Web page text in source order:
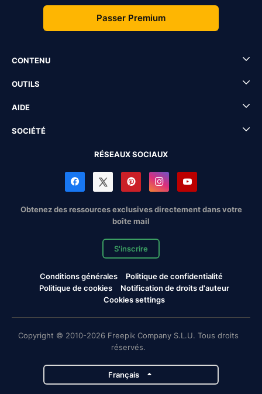
Passer Premium
CONTENU
OUTILS
AIDE
SOCIÉTÉ
RÉSEAUX SOCIAUX
Obtenez des ressources exclusives directement dans votre
boîte mail
S'inscrire
Conditions générales
Politique de confidentialité
Politique de cookies
Notification de droits d'auteur
Cookies settings
Copyright © 2010-2026 Freepik Company S.L.U. Tous droits
réservés.
Français